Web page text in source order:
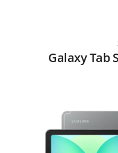
Galaxy Tab